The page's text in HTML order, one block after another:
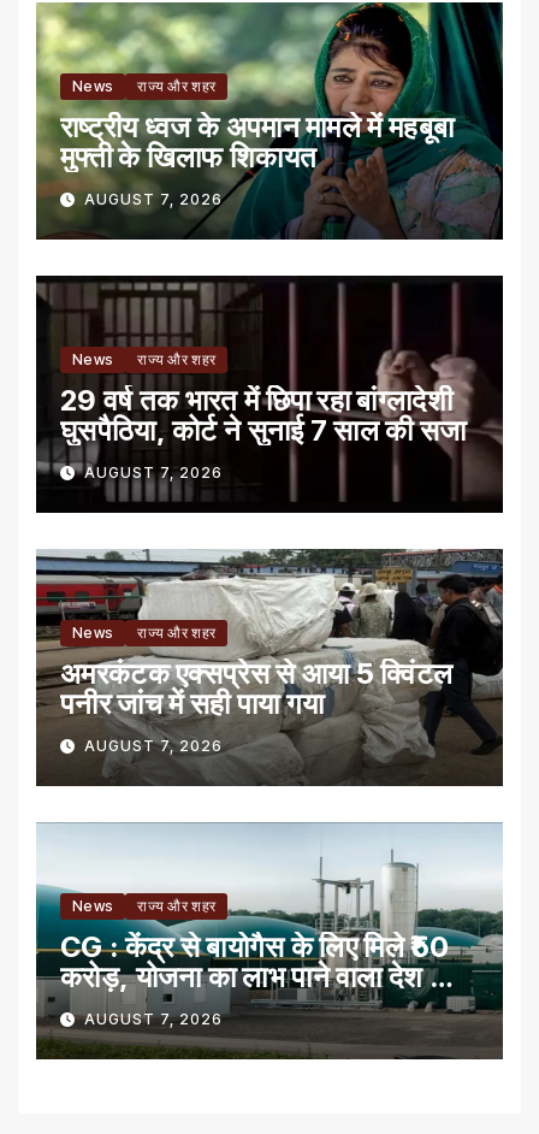
News राज्य और शहर
राष्ट्रीय ध्वज के अपमान मामले में महबूबा
मुफ्ती के खिलाफ शिकायत
AUGUST 7, 2026
News राज्य और शहर
29 वर्ष तक भारत में छिपा रहा बांग्लादेशी
घुसपैठिया, कोर्ट ने सुनाई 7 साल की सजा
AUGUST 7, 2026
News राज्य और शहर
अमरकंटक एक्सप्रेस से आया 5 क्विंटल
पनीर जांच में सही पाया गया
AUGUST 7, 2026
News राज्य और शहर
CG : केंद्र से बायोगैस के लिए मिले ₹50
करोड़, योजना का लाभ पाने वाला देश का
पहला राज्य
AUGUST 7, 2026